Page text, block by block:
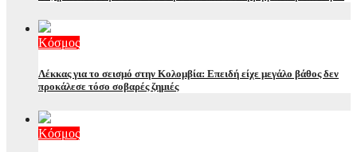
Κόσμος
Λέκκας για το σεισμό στην Κολομβία: Επειδή είχε μεγάλο βάθος δεν
προκάλεσε τόσο σοβαρές ζημιές
Κόσμος